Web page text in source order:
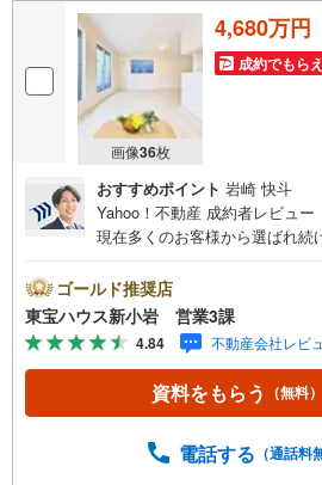
画像36枚
4,680万円
成約でもら
おすすめポイント 岩崎 快斗
Yahoo！不動産 成約者レビュー
現在多くのお客様から選ばれ続
見学OK■営業時間内（9:00～
スムーズです。ご自宅への送迎
等、お気軽にご相談ください。
リット」 （1）【業界最低水準
で断られた」「借入がある」
遇金利と各種手数料0円でお得
ュレーション。「月々いくらな
ゴールド推奨店
東宝ハウス新小岩 営業3課
4.84 不動産会社レビ
資料をもらう （無料）
電話する （通話料